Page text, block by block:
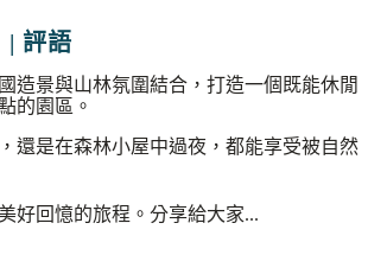
| 評語
造景與山林氛圍結合，打造一個既能休閒
的園區。
還是在森林小屋中過夜，都能享受被自然
好回憶的旅程。分享給大家...